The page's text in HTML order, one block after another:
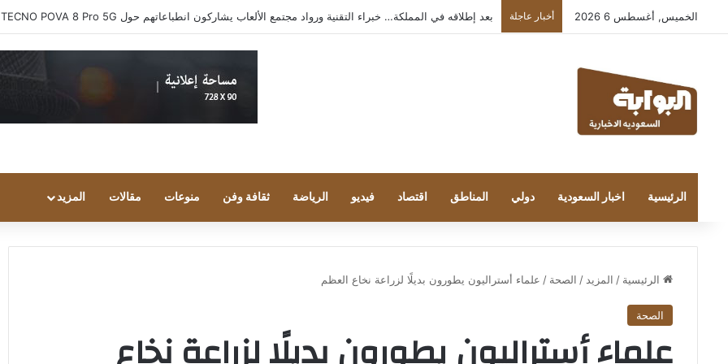
الخميس, أغسطس 6 2026 أخبار عاجلة بعد إطلاقه في المملكة… خبراء التقنية ورواد مجتمع الألعاب يشاركون انطباعاتهم حول TECNO POVA 8 Pro 5G
الرئيسية اخبار السعودية دولي المناطق اقتصاد فيديو الرياضة ثقافة وفن منوعات مقالات المزيد
الرئيسية / المزيد / الصحة / علماء أستراليون يطورون بديلًا لزراعة نخاع العظم
الصحة